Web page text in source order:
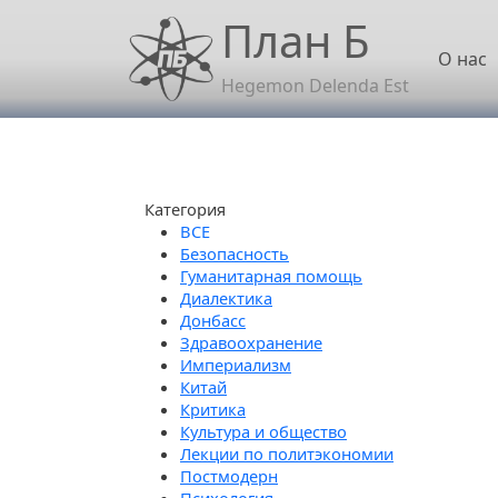
Перейти к основному содержаниюПлан Б
Hegemon Delenda Est
О нас
Категория
Безопасность
Гуманитарная помощь
Диалектика
Донбасс
Здравоохранение
Империализм
Китай
Критика
Культура и общество
Лекции по политэкономии
Постмодерн